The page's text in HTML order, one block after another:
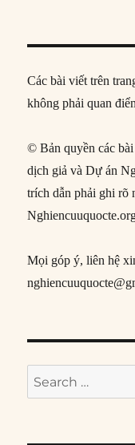
Các bài viết trên
không phải quan
© Bản quyền các
dịch giả và Dự án
trích dẫn phải ghi rõ
Mọi góp ý, liên hệ
Search
for: